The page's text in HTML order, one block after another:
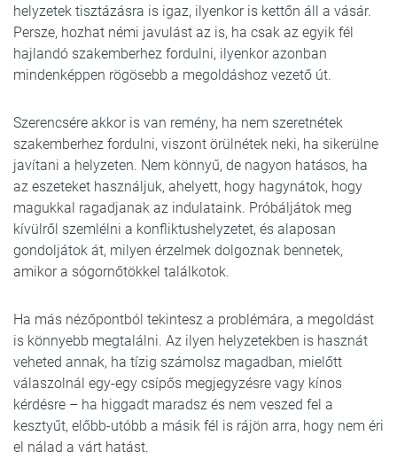
helyzetek tisztázásra is igaz, ilyenkor is kettőn áll a vásár.
Persze, hozhat némi javulást az is, ha csak az egyik fél
hajlandó szakemberhez fordulni, ilyenkor azonban
mindenképpen rögösebb a megoldáshoz vezető út.
Szerencsére akkor is van remény, ha nem szeretnétek
szakemberhez fordulni, viszont örülnétek neki, ha sikerülne
javítani a helyzeten. Nem könnyű, de nagyon hatásos, ha
az eszeteket használjuk, ahelyett, hogy hagynátok, hogy
magukkal ragadjanak az indulataink. Próbáljátok meg
kívülről szemlélni a konfliktushelyzetet, és alaposan
gondoljátok át, milyen érzelmek dolgoznak bennetek,
amikor a sógornőtökkel találkotok.
Ha más nézőpontból tekintesz a problémára, a megoldást
is könnyebb megtalálni. Az ilyen helyzetekben is hasznát
veheted annak, ha tízig számolsz magadban, mielőtt
válaszolnál egy-egy csípős megjegyzésre vagy kínos
kérdésre – ha higgadt maradsz és nem veszed fel a
kesztyűt, előbb-utóbb a másik fél is rájön arra, hogy nem éri
el nálad a várt hatást.